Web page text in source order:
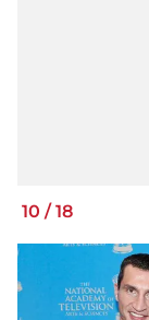
10 / 18